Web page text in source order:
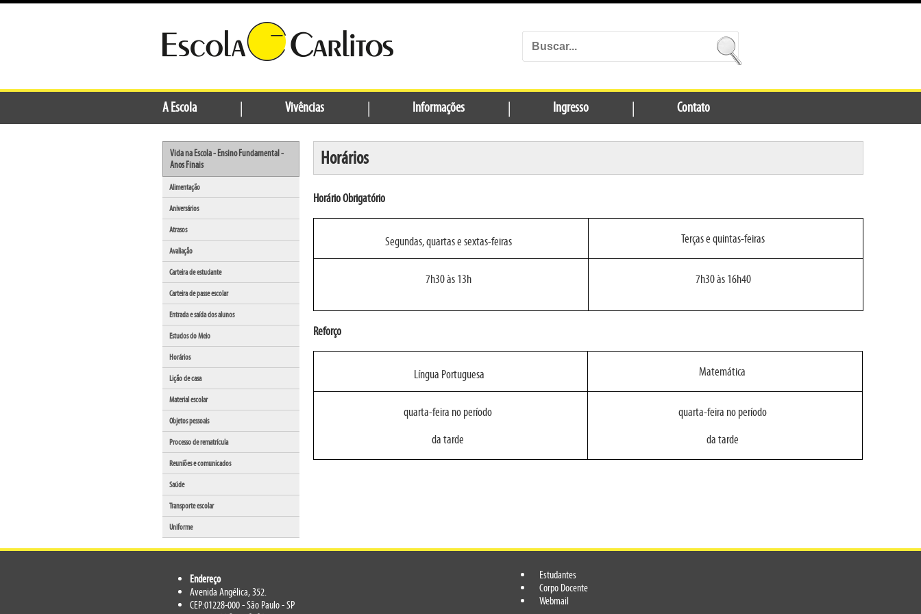
A Escola | Vivências | Informações | Ingresso | Contato
Vida na Escola - Ensino Fundamental -
Anos Finais
Alimentação
Aniversários
Atrasos
Avaliação
Carteira de estudante
Carteira de passe escolar
Entrada e saída dos alunos
Estudos do Meio
Horários
Lição de casa
Material escolar
Objetos pessoais
Processo de rematrícula
Reuniões e comunicados
Saúde
Transporte escolar
Uniforme
Horários
Horário Obrigatório
Segundas, quartas e sextas-feiras Terças e quintas-feiras
7h30 às 13h 7h30 às 16h40
Reforço
Língua Portuguesa Matemática
quarta-feira no período
da tarde
quarta-feira no período
da tarde
Endereço
Avenida Angélica, 352.
CEP:01228-000 - São Paulo - SP
Estudantes
Corpo Docente
Webmail